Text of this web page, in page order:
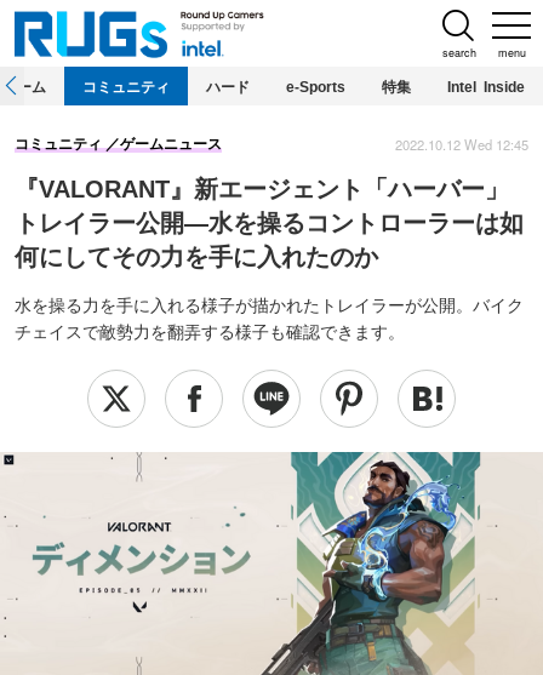
menu
search
ホーム コミュニティ ハード e-Sports 特集 Intel Inside
『VALORANT』新エージェント「ハーバー」
トレイラー公開―水を操るコントローラーは如
何にしてその力を手に入れたのか
水を操る力を手に入れる様子が描かれたトレイラーが公開。バイク
チェイスで敵勢力を翻弄する様子も確認できます。
コミュニティ ゲームニュース 2022.10.12 Wed 12:45